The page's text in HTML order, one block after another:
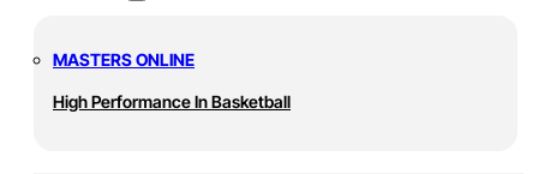
MASTERS ONLINE
High Performance In Basketball